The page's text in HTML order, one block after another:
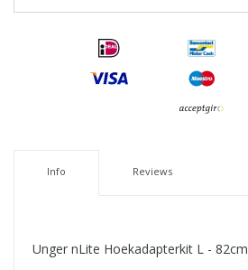
Info Reviews
Unger nLite Hoekadapterkit L - 82cm